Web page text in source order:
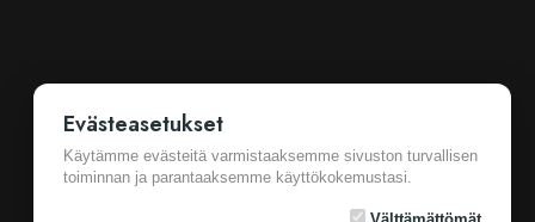
Ostotiedot Cookie Settings
Yleiset sopimusehdot
Evästeasetukset
Käytämme evästeitä varmistaaksemme sivuston turvallisen
toiminnan ja parantaaksemme käyttökokemustasi.